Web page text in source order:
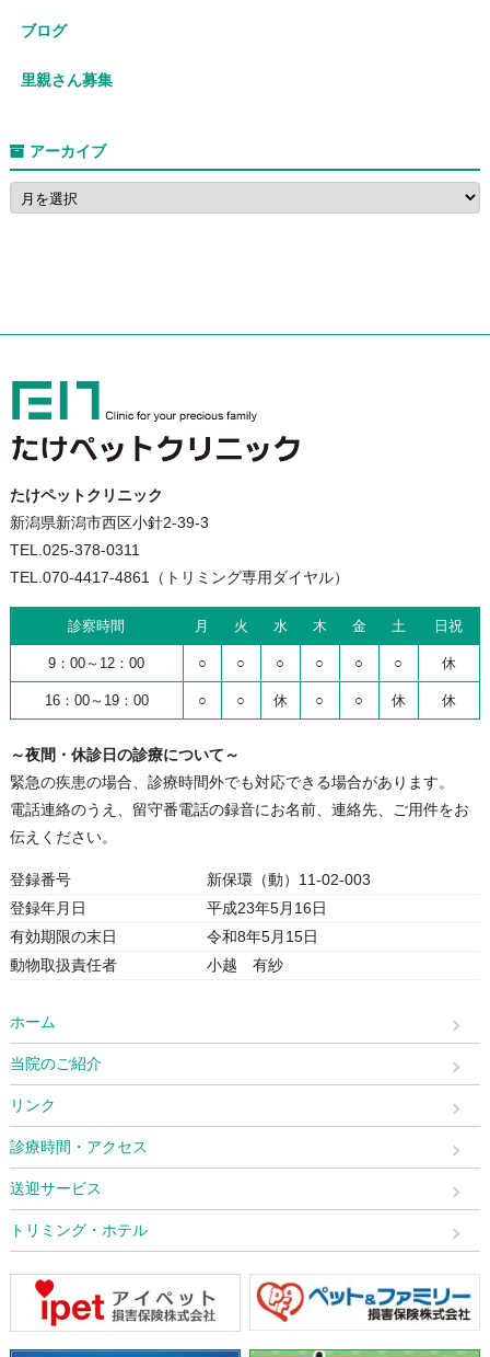
ブログ
里親さん募集
アーカイブ
たけペットクリニック
新潟県新潟市西区小針2-39-3
TEL.025-378-0311
TEL.070-4417-4861（トリミング専用ダイヤル）
診察時間 月 火 水 木 金 土 日祝
9：00～12：00 ○ ○ ○ ○ ○ ○ 休
16：00～19：00 ○ ○ 休 ○ ○ 休 休
～夜間・休診日の診療について～
緊急の疾患の場合、診療時間外でも対応できる場合があります。
電話連絡のうえ、留守番電話の録音にお名前、連絡先、ご用件をお
伝えください。
登録番号
新保環（動）11-02-003
登録年月日
平成23年5月16日
有効期限の末日
令和8年5月15日
動物取扱責任者
小越 有紗
ホーム
当院のご紹介
リンク
診療時間・アクセス
送迎サービス
トリミング・ホテル